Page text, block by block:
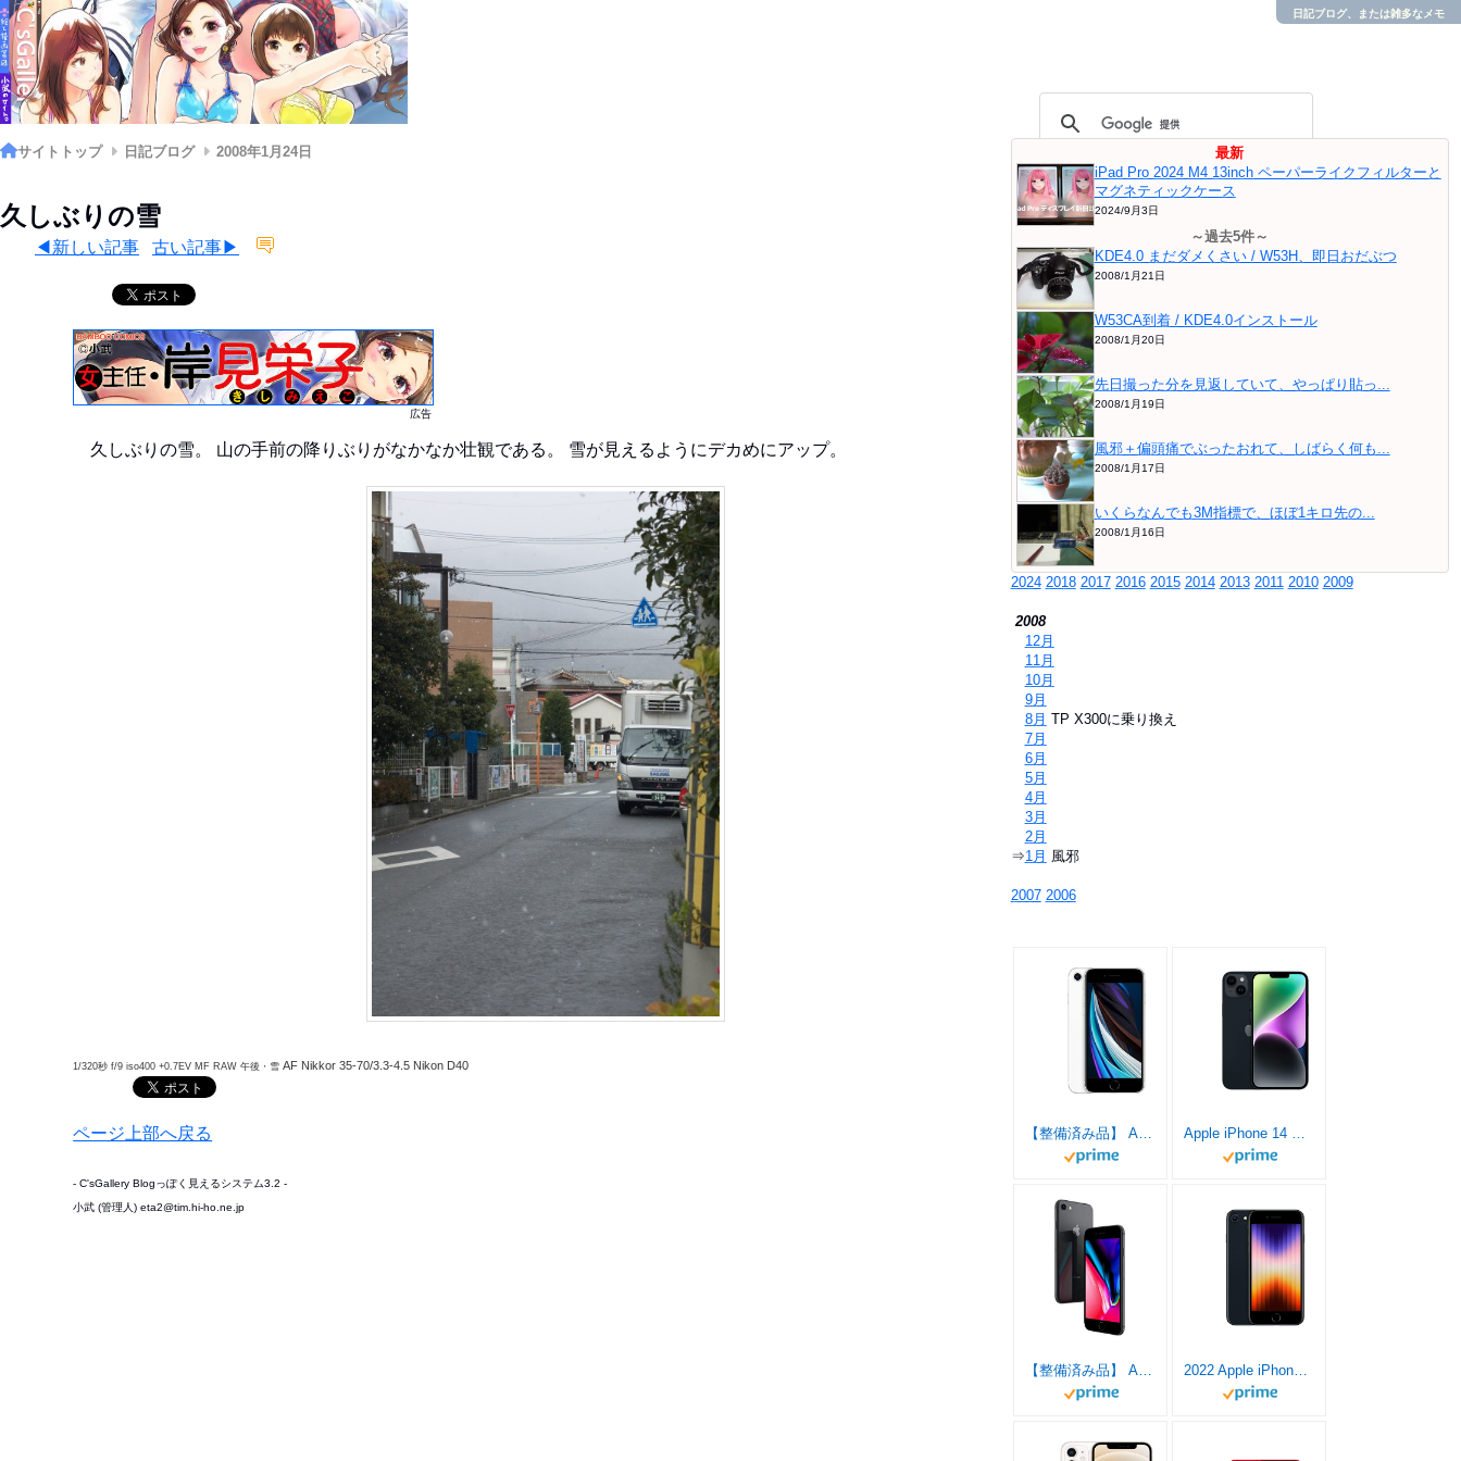
日記ブログ、または雑多なメモ
サイトトップ 日記ブログ 2008年1月24日
久しぶりの雪
◀新しい記事 古い記事▶
広告
久しぶりの雪。 山の手前の降りぶりがなかなか壮観である。 雪が見えるようにデカめにアップ。
1/320秒 f/9 iso400 +0.7EV MF RAW 午後・雪AF Nikkor 35-70/3.3-4.5 Nikon D40
最新
iPad Pro 2024 M4 13inch ペーパーライクフィルターと
マグネティックケース
2024/9月3日
～過去5件～
KDE4.0 まだダメくさい / W53H、即日おだぶつ
2008/1月21日
W53CA到着 / KDE4.0インストール
2008/1月20日
先日撮った分を見返していて、やっぱり貼っ...
2008/1月19日
風邪＋偏頭痛でぶったおれて、しばらく何も...
2008/1月17日
いくらなんでも3M指標で、ほぼ1キロ先の...
2008/1月16日
2024 2018 2017 2016 2015 2014 2013 2011 2010 2009
2008
12月
11月
10月
9月
8月 TP X300に乗り換え
7月
6月
5月
4月
3月
2月
⇒1月 風邪
2007 2006
【整備済み品】 Apple iPhone SE（第2世代） 128GB ホワイト SIMフリー (整備済み品) Apple iPhone 14 Plus 128GB ミッドナイト - SIMフリー 5G対応
【整備済み品】 Apple iPhone 8 64GB スペースグレー SIMフリー (整備済み品) 2022 Apple iPhone SE (128 GB) - ミッドナイト(第3世代)SIMフリー 5G対応
ページ上部へ戻る
- C'sGallery Blogっぽく見えるシステム3.2 -
小武 (管理人) eta2@tim.hi-ho.ne.jp